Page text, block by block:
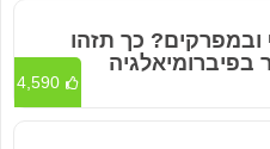
כך תזהו
בפיברומיאלגיה
4,590